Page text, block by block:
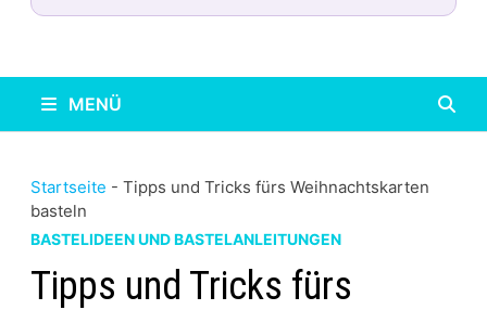
MENÜ
Startseite - Tipps und Tricks fürs Weihnachtskarten
basteln
BASTELIDEEN UND BASTELANLEITUNGEN
Tipps und Tricks fürs